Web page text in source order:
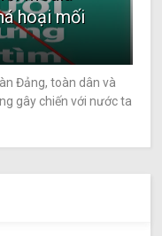
hoại mối
Đảng, toàn dân và
gây chiến với nước ta